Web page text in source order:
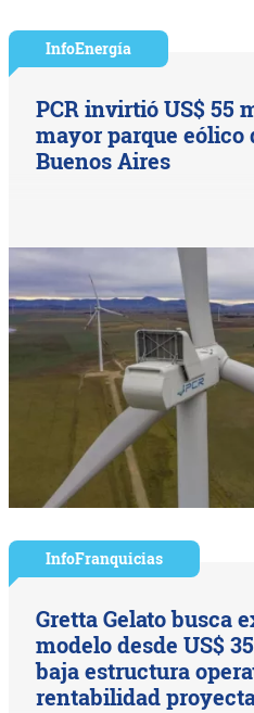
InfoEnergía
PCR invirtió US$ 55
mayor parque eólico
Buenos Aires
InfoFranquicias
Gretta Gelato busca
modelo desde US$
baja estructura
rentabilidad